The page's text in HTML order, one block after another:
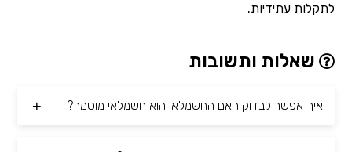
לתקלות עתידיות.
שאלות ותשובות
איך אפשר לבדוק האם החשמלאי הוא חשמלאי מוסמך?